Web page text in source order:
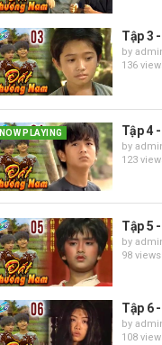
Tập 3
by
136
NOW PLAYING Tập 4
by
123
Tập 5
by
98 views
Tập 6
by
108